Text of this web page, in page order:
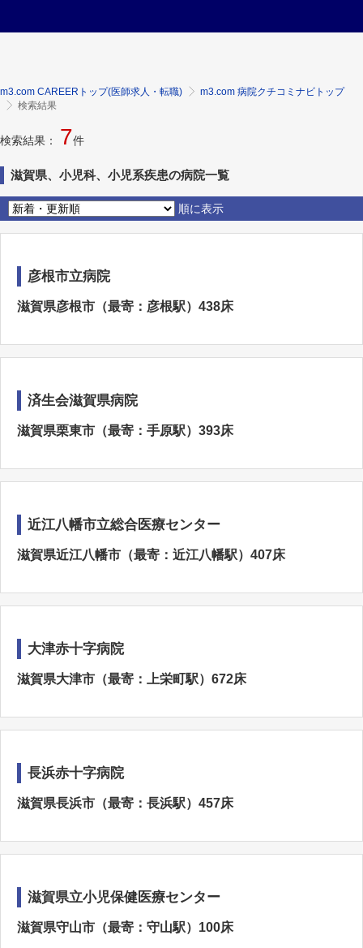
m3.com CAREERトップ(医師求人・転職)
m3.com 病院クチコミナビトップ
検索結果
検索結果： 7件
滋賀県、小児科、小児系疾患の病院一覧
順に表示
彦根市立病院
滋賀県彦根市（最寄：彦根駅）438床
済生会滋賀県病院
滋賀県栗東市（最寄：手原駅）393床
近江八幡市立総合医療センター
滋賀県近江八幡市（最寄：近江八幡駅）407床
大津赤十字病院
滋賀県大津市（最寄：上栄町駅）672床
長浜赤十字病院
滋賀県長浜市（最寄：長浜駅）457床
滋賀県立小児保健医療センター
滋賀県守山市（最寄：守山駅）100床